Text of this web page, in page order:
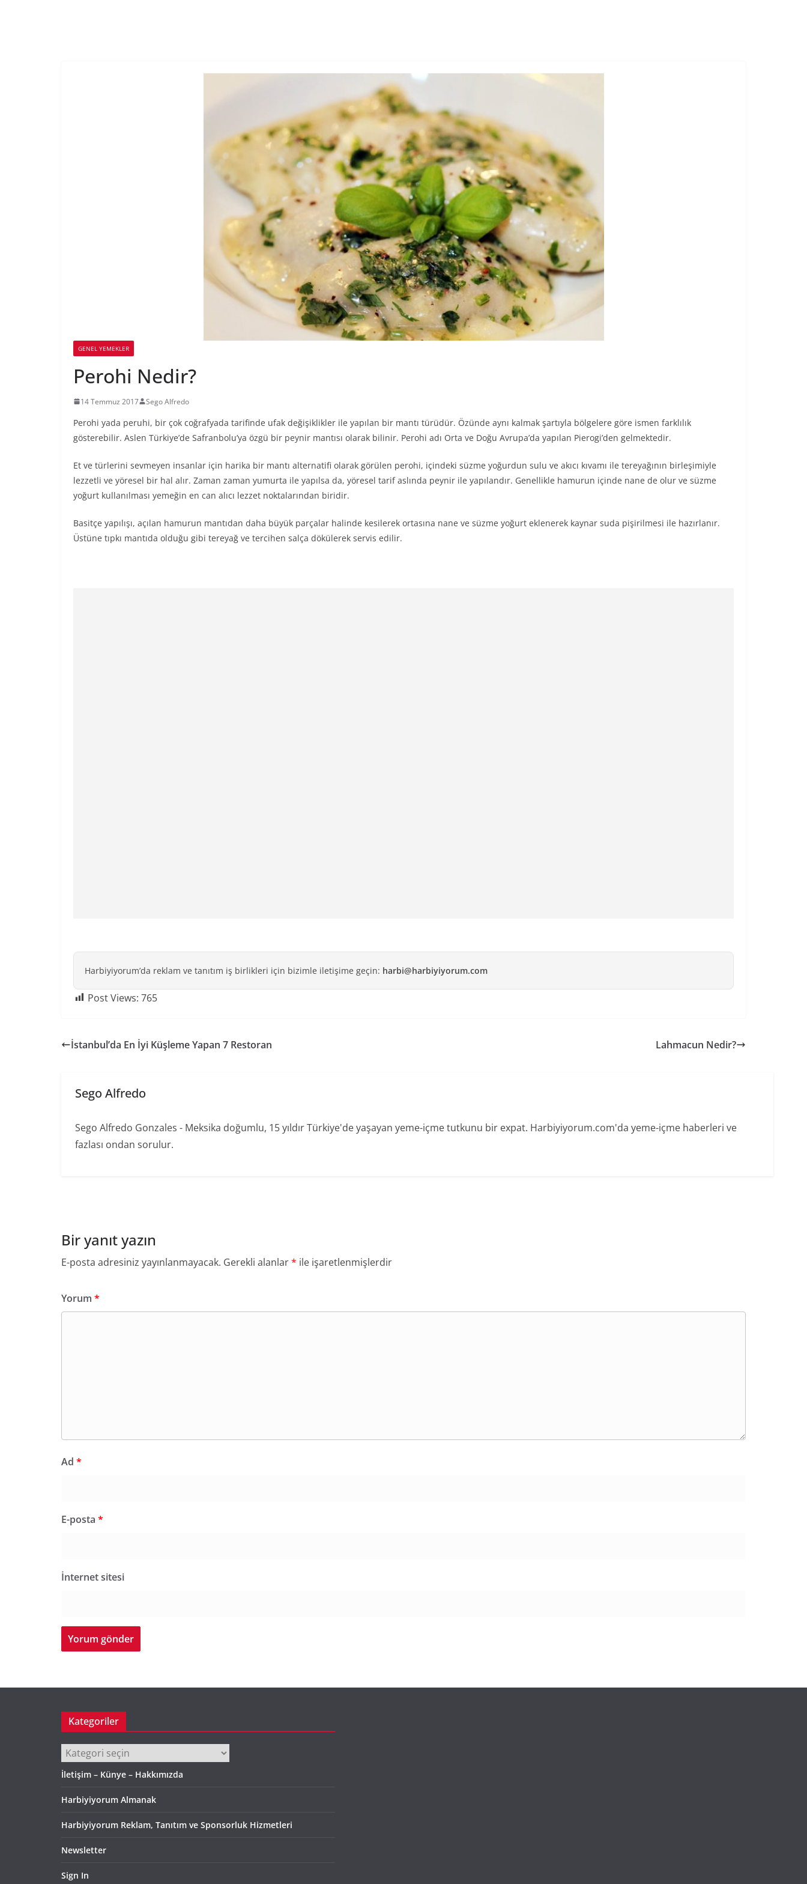
GENEL YEMEKLER
Perohi Nedir?
14 Temmuz 2017 Sego Alfredo
Perohi yada peruhi, bir çok coğrafyada tarifinde ufak değişiklikler ile yapılan bir mantı türüdür. Özünde aynı kalmak şartıyla bölgelere göre ismen farklılık
gösterebilir. Aslen Türkiye’de Safranbolu’ya özgü bir peynir mantısı olarak bilinir. Perohi adı Orta ve Doğu Avrupa’da yapılan Pierogi’den gelmektedir.
Et ve türlerini sevmeyen insanlar için harika bir mantı alternatifi olarak görülen perohi, içindeki süzme yoğurdun sulu ve akıcı kıvamı ile tereyağının birleşimiyle
lezzetli ve yöresel bir hal alır. Zaman zaman yumurta ile yapılsa da, yöresel tarif aslında peynir ile yapılandır. Genellikle hamurun içinde nane de olur ve süzme
yoğurt kullanılması yemeğin en can alıcı lezzet noktalarından biridir.
Basitçe yapılışı, açılan hamurun mantıdan daha büyük parçalar halinde kesilerek ortasına nane ve süzme yoğurt eklenerek kaynar suda pişirilmesi ile hazırlanır.
Üstüne tıpkı mantıda olduğu gibi tereyağ ve tercihen salça dökülerek servis edilir.
Harbiyiyorum’da reklam ve tanıtım iş birlikleri için bizimle iletişime geçin: harbi@harbiyiyorum.com
Post Views: 765
İstanbul’da En İyi Küşleme Yapan 7 Restoran Lahmacun Nedir?
Sego Alfredo
Sego Alfredo Gonzales - Meksika doğumlu, 15 yıldır Türkiye'de yaşayan yeme-içme tutkunu bir expat. Harbiyiyorum.com'da yeme-içme haberleri ve
fazlası ondan sorulur.
Bir yanıt yazın
E-posta adresiniz yayınlanmayacak. Gerekli alanlar* ile işaretlenmişlerdir
Yorum *
Ad *
E-posta *
İnternet sitesi
Kategoriler
Kategoriler
İletişim – Künye – Hakkımızda
Harbiyiyorum Almanak
Harbiyiyorum Reklam, Tanıtım ve Sponsorluk Hizmetleri
Newsletter
Sign In